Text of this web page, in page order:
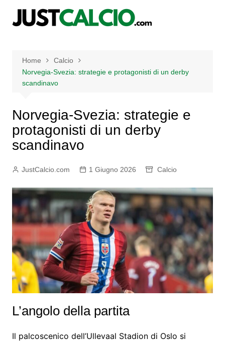
Home
Calcio
Norvegia-Svezia: strategie e protagonisti di un derby
scandinavo
Norvegia-Svezia: strategie e
protagonisti di un derby
scandinavo
JustCalcio.com 1 Giugno 2026 Calcio
L’angolo della partita
Il palcoscenico dell’Ullevaal Stadion di Oslo si